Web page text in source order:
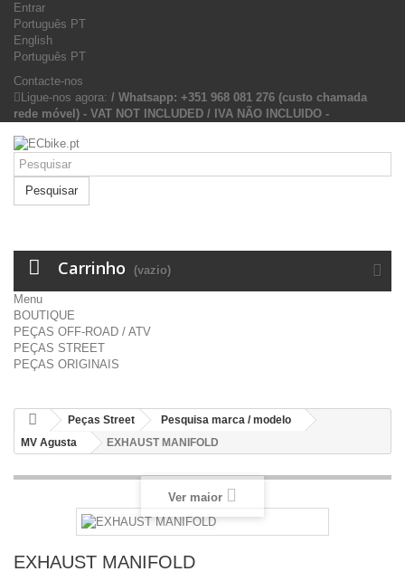
Entrar
Português PT
English
Português PT
Contacte-nos
Ligue-nos agora: / Whatsapp: +351 968 081 276 (custo chamada
rede móvel) - VAT NOT INCLUDED / IVA NÃO INCLUIDO -
Pesquisar
Carrinho (vazio)
Menu
BOUTIQUE
PEÇAS OFF-ROAD / ATV
PEÇAS STREET
PEÇAS ORIGINAIS
Peças Street
Pesquisa marca / modelo
MV Agusta
EXHAUST MANIFOLD
Ver maior
EXHAUST MANIFOLD